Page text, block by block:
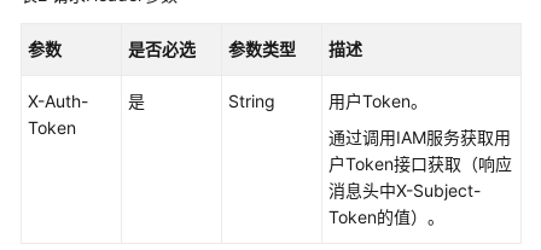
用
前
参数 是否必选 参数类型 描述
X-Auth-
Token
是 String
用户Token。
通过调用IAM服务获取用
户Token接口获取（响应
消息头中X-Subject-
Token的值）。